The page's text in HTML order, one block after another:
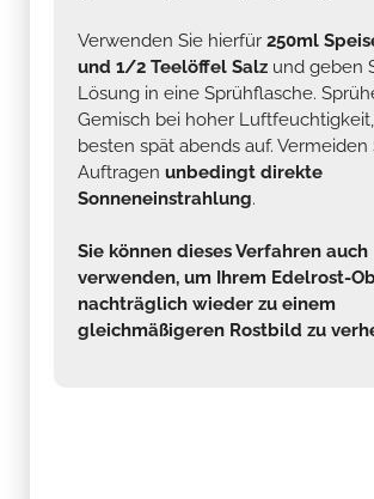
Verwenden Sie hierfür 250ml
und 1/2 Teelöffel Salz und geben
Lösung in eine Sprühflasche.
Gemisch bei hoher
besten spät abends auf. Vermeiden
Auftragen unbedingt direkte
Sonneneinstrahlung.
Sie können dieses Verfahren auch
verwenden, um Ihrem Edelrost-
nachträglich wieder zu einem
gleichmäßigeren Rostbild zu